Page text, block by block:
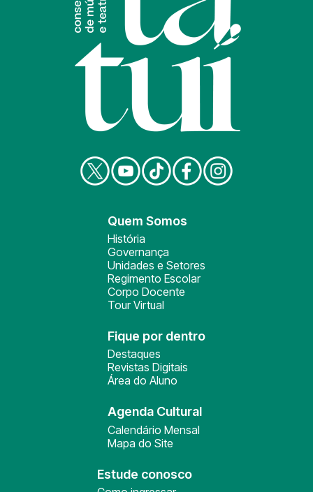
Quem Somos
História
Governança
Unidades e Setores
Regimento Escolar
Corpo Docente
Tour Virtual
Fique por dentro
Destaques
Revistas Digitais
Área do Aluno
Agenda Cultural
Calendário Mensal
Mapa do Site
Estude conosco